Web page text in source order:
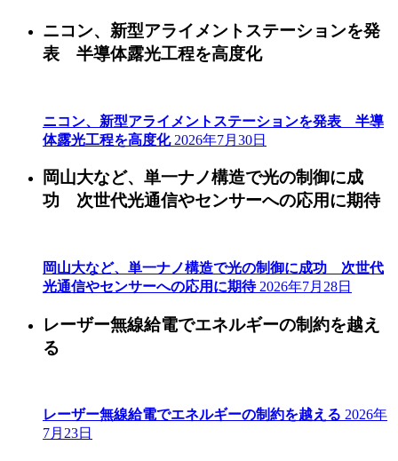
ニコン、新型アライメントステーションを発
表 半導体露光工程を高度化
ニコン、新型アライメントステーションを発表 半導
体露光工程を高度化 2026年7月30日
岡山大など、単一ナノ構造で光の制御に成
功 次世代光通信やセンサーへの応用に期待
岡山大など、単一ナノ構造で光の制御に成功 次世代
光通信やセンサーへの応用に期待 2026年7月28日
レーザー無線給電でエネルギーの制約を越え
る
レーザー無線給電でエネルギーの制約を越える 2026年
7月23日